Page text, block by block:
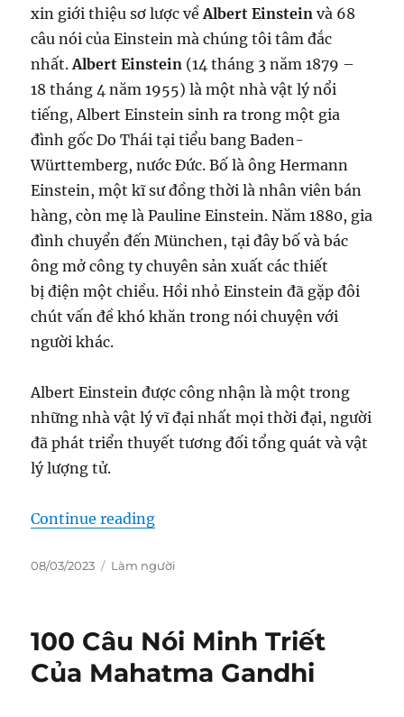
xin giới thiệu sơ lược vềAlbert Einstein và 68
câu nói của Einstein mà chúng tôi tâm đắc
nhất.Albert Einstein (14 tháng 3 năm 1879 –
18 tháng 4 năm 1955) là một nhà vật lý nổi
tiếng, Albert Einstein sinh ra trong một gia
đình gốc Do Thái tại tiểu bang Baden-
Württemberg, nước Đức. Bố là ông Hermann
Einstein, một kĩ sư đồng thời là nhân viên bán
hàng, còn mẹ là Pauline Einstein. Năm 1880, gia
đình chuyển đến München, tại đây bố và bác
ông mở công ty chuyên sản xuất các thiết
bị điện một chiều. Hồi nhỏ Einstein đã gặp đôi
chút vấn đề khó khăn trong nói chuyện với
người khác.
Albert Einstein được công nhận là một trong
những nhà vật lý vĩ đại nhất mọi thời đại, người
đã phát triển thuyết tương đối tổng quát và vật
lý lượng tử.
Continue reading“68 câu nói nổi tiếng của nhà
Posted
08/03/2023 Categories
Làm người
100 Câu Nói Minh Triết
Của Mahatma Gandhi